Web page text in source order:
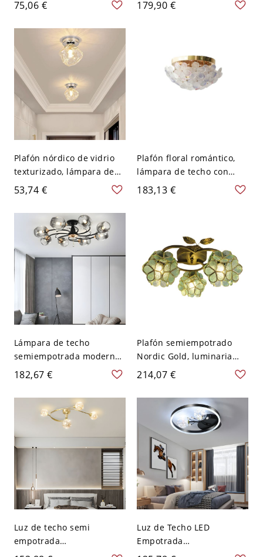
moleteado para pasillo y
entrada - Estilo 2 110 A
75,06 €
rosas de cerámica para
179,90 €
Plafón nórdico de vidrio
texturizado, lámpara de
techo con efecto ondas de
agua para pasillo y
recibidor - 110 A 120 V
Geométría
53,74 €
Plafón floral romántico,
lámpara de techo con
pétalos de vidrio
texturizado para un suave
183,13 €
Lámpara de techo
semiempotrada moderna
de mediados de siglo,
araña negra y dorada con
globos de vidrio y gotas
de cristal - Gris 110 A 120
182,67 €
Plafón semiempotrado
Nordic Gold, luminaria
decorativa creativa para
pasillo y dormitorio,
ambiente cálido - Azul
110 A 120 V Flor
214,07 €
Luz de techo semi
empotrada
contemporánea con
Luz de Techo LED
Empotrada
Contemporánea, Globos